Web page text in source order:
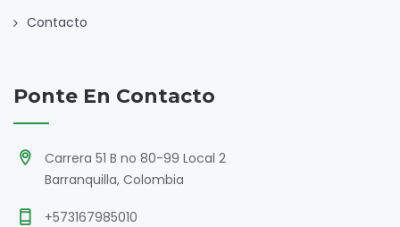
Contacto
Ponte En Contacto
Carrera 51 B no 80-99 Local 2
Barranquilla, Colombia
+573167985010